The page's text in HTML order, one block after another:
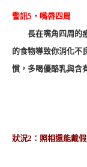
警訊5‧嘴唇四周
長在嘴角四周的痘
的食物導致你消化不
慣，多喝優酪乳與含
狀況2： 照相還能戴